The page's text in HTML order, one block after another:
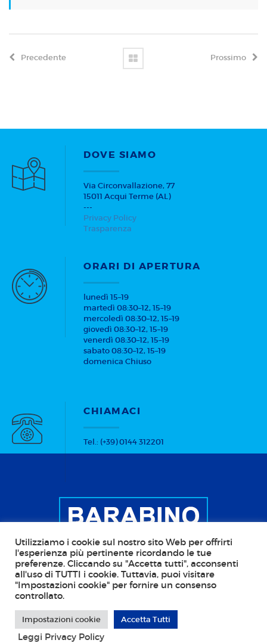
Precedente Prossimo
DOVE SIAMO
Via Circonvallazione, 77
15011 Acqui Terme (AL)
---
Privacy Policy
Trasparenza
ORARI DI APERTURA
lunedì 15–19
martedì 08:30–12, 15–19
mercoledì 08:30–12, 15–19
giovedì 08:30–12, 15–19
venerdì 08:30–12, 15–19
sabato 08:30–12, 15–19
domenica Chiuso
CHIAMACI
Tel.: (+39) 0144 312201
Copyright © 2026 BARABINO Scale - Stufe - Camini
CF: BRBGGF45R29D969J; P.IVA: 00110480068; PEC:
barabino@pec.it Web Agency:Callidus Pro - IT
Solutions. Tutti i diritti riservati
Utilizziamo i cookie sul nostro sito Web per offrirti
l'esperienza più pertinente ricordando le tue
preferenze. Cliccando su "Accetta tutti", acconsenti
all'uso di TUTTI i cookie. Tuttavia, puoi visitare
"Impostazioni cookie" per fornire un consenso
controllato.
Impostazioni cookie Accetta Tutti
Leggi Privacy Policy